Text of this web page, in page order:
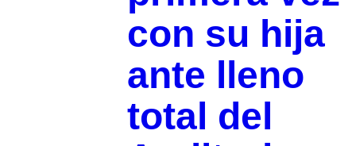
con su hija
ante lleno
total del